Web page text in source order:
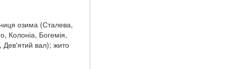
озима (Сталева,
Колоніа, Богемія,
Дев'ятий вал); жито